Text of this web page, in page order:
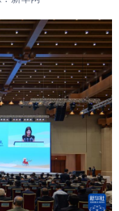
线 教育
体育
军事
政务
化 数字经济
溯源中国